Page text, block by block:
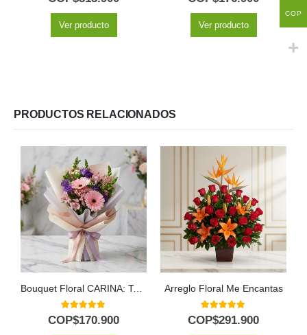
Ver producto Ver producto
PRODUCTOS RELACIONADOS
Bouquet Floral CARINA: Ternura en Gerberas y Astromelias Rosadas 💖
5.00out of 5
COP$170.900
Arreglo Floral Me Encantas
5.00out of 5
COP$291.900
COP